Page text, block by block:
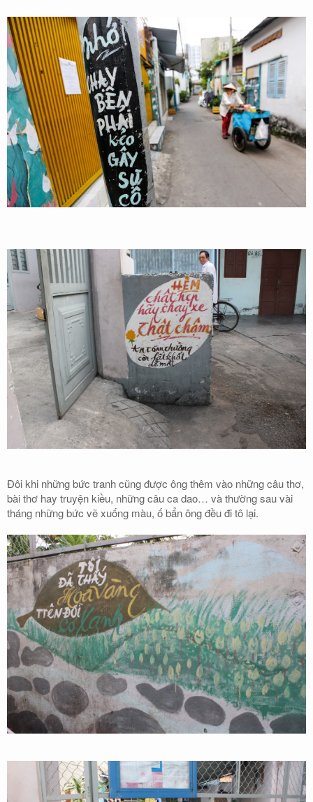
Đôi khi những bức tranh cũng được ông thêm vào những câu thơ,
bài thơ hay truyện kiều, những câu ca dao… và thường sau vài
tháng những bức vẽ xuống màu, ố bẩn ông đều đi tô lại.